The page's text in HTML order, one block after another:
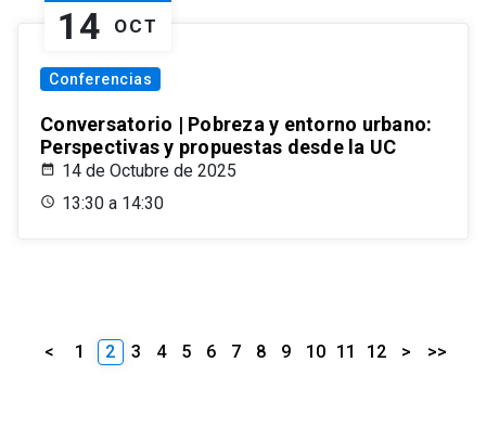
14 OCT
Conferencias
Conversatorio | Pobreza y entorno urbano:
Perspectivas y propuestas desde la UC
14 de Octubre de 2025
13:30 a 14:30
< 1 2 3 4 5 6 7 8 9 10 11 12 > >>